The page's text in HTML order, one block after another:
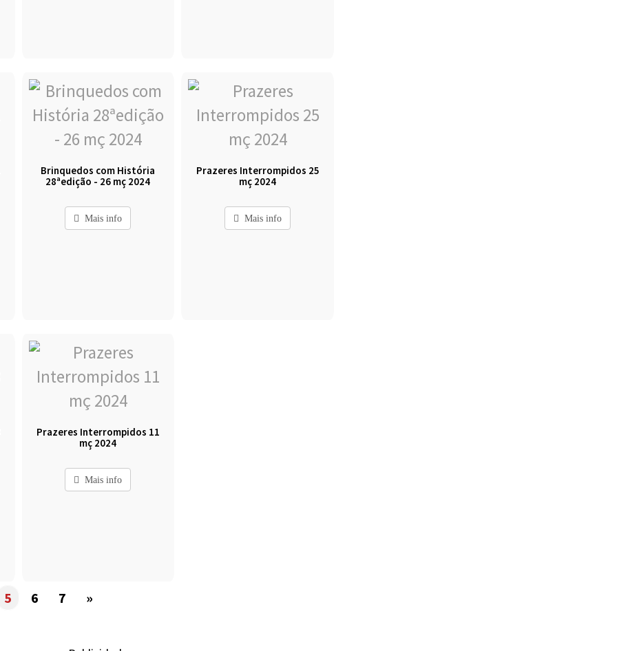
Brinquedos com História
28ªedição - 26 mç 2024
Mais info
Prazeres Interrompidos 25
mç 2024
Mais info
Prazeres Interrompidos 11
mç 2024
Mais info
5 6 7 »